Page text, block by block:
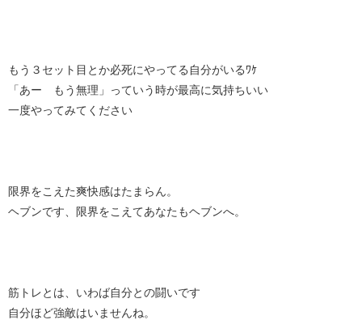
もう３セット目とか必死にやってる自分がいるﾜｹ
「あー もう無理」っていう時が最高に気持ちいい
一度やってみてください
限界をこえた爽快感はたまらん。
ヘブンです、限界をこえてあなたもヘブンへ。
筋トレとは、いわば自分との闘いです
自分ほど強敵はいませんね。